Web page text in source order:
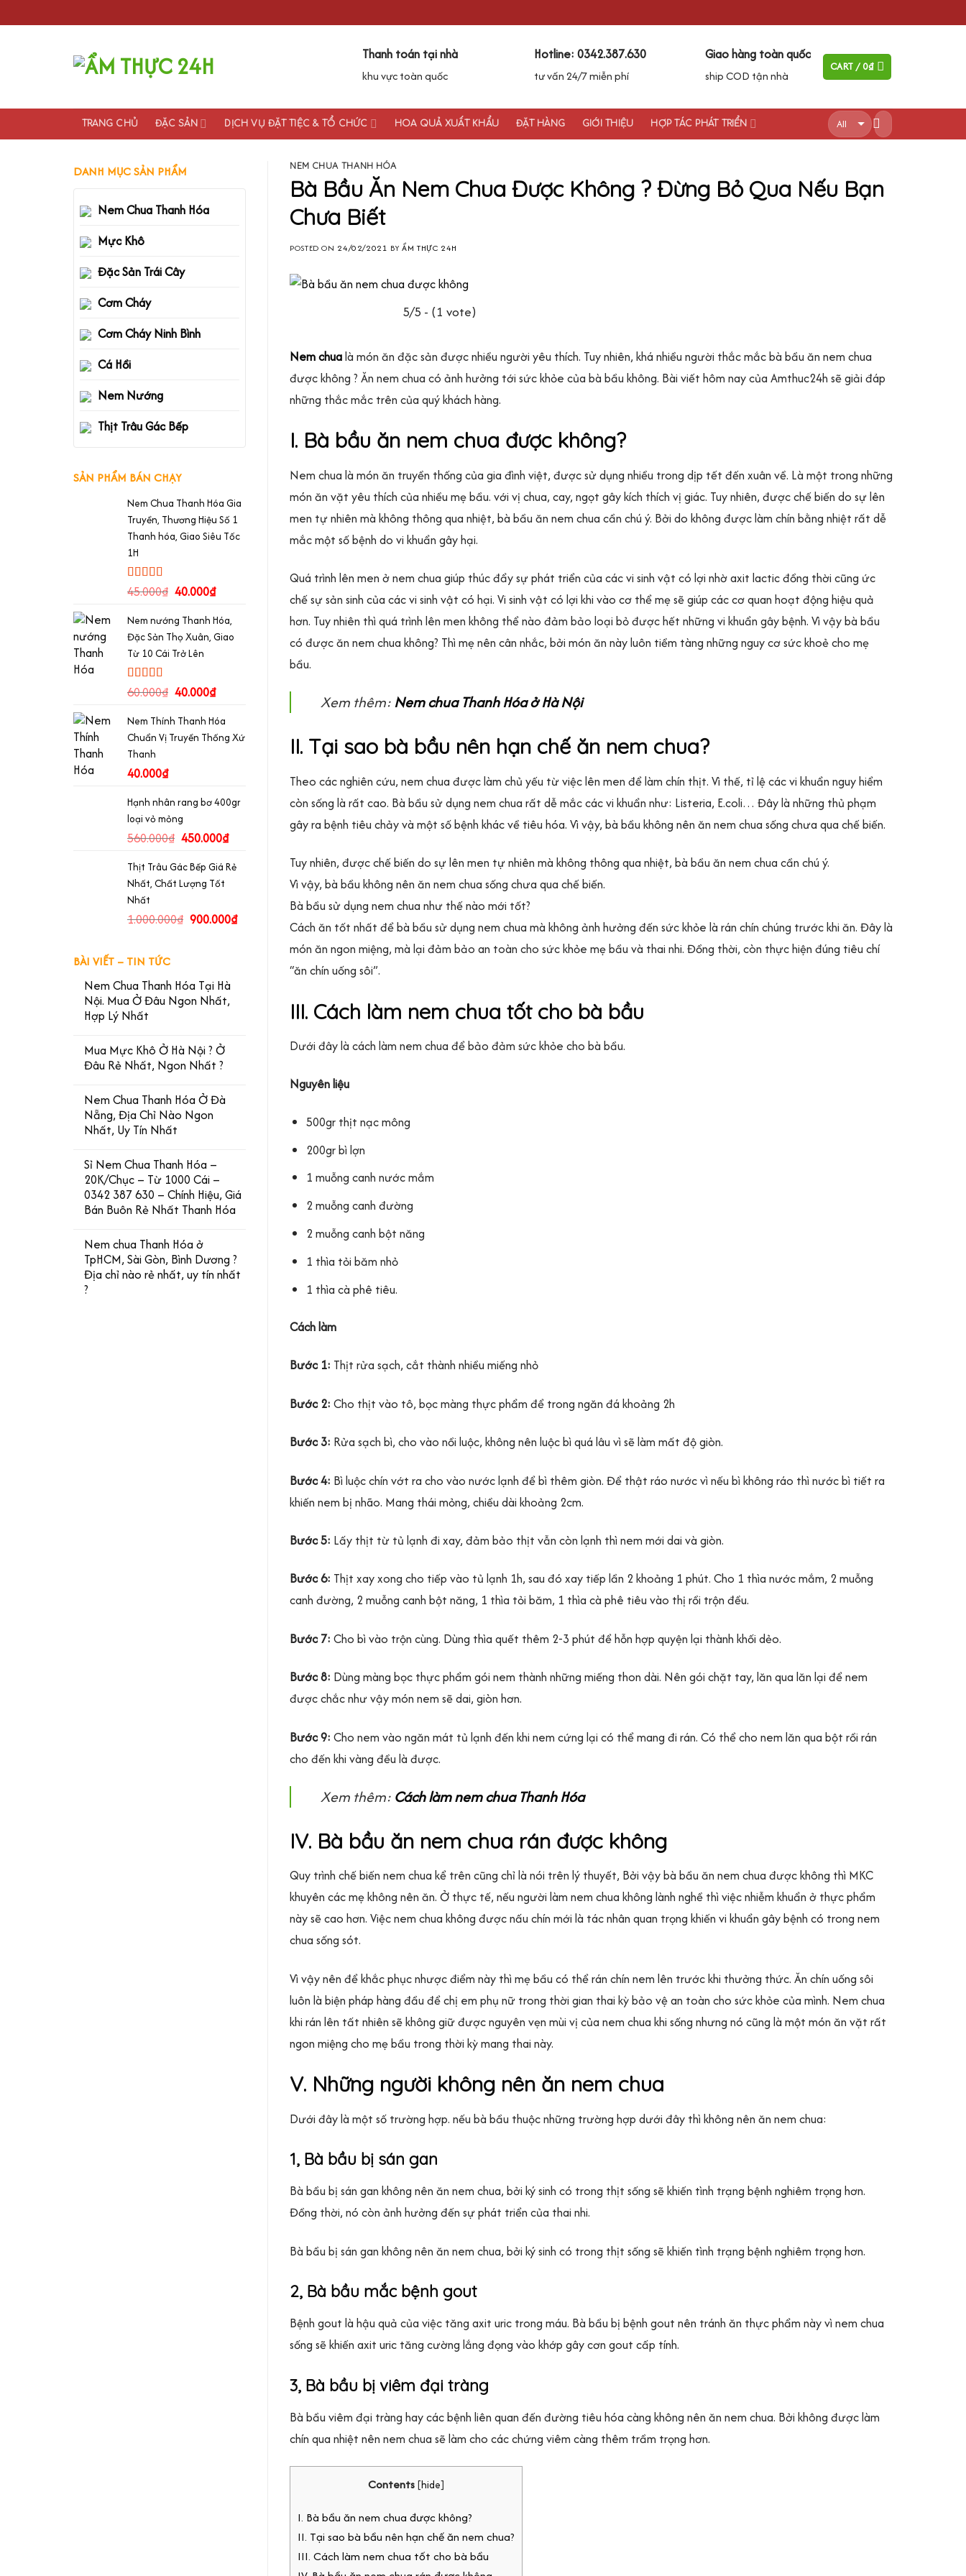
to
Thanh toán tại nhà
khu vực toàn quốc
Hotline: 0342.387.630
tư vấn 24/7 miễn phí
Giao hàng toàn quốc
ship COD tận nhà
CART /0₫
TRANG CHỦ ĐẶC SẢN DỊCH VỤ ĐẶT TIỆC & TỔ CHỨC HOA QUẢ XUẤT KHẨU ĐẶT HÀNG GIỚI THIỆU HỢP TÁC PHÁT TRIỂN
DANH MỤC SẢN PHẨM
Nem Chua Thanh Hóa
Mực Khô
Đặc Sản Trái Cây
Cơm Cháy
Cơm Cháy Ninh Bình
Cá Hồi
Nem Nướng
Thịt Trâu Gác Bếp
SẢN PHẨM BÁN CHẠY
Nem Chua Thanh Hóa Gia
Truyền, Thương Hiệu Số 1
Thanh hóa, Giao Siêu Tốc
1H
Rated5.00
45.000₫ 40.000₫
Nem nướng Thanh Hóa,
Đặc Sản Thọ Xuân, Giao
Từ 10 Cái Trở Lên
Rated5.00
60.000₫ 40.000₫
Nem Thính Thanh Hóa
Chuẩn Vị Truyền Thống Xứ
Thanh
40.000₫
Hạnh nhân rang bơ 400gr
loại vỏ mỏng
560.000₫ 450.000₫
Thịt Trâu Gác Bếp Giá Rẻ
Nhất, Chất Lượng Tốt
Nhất
1.000.000₫ 900.000₫
BÀI VIẾT – TIN TỨC
Nem Chua Thanh Hóa Tại Hà
Nội. Mua Ở Đâu Ngon Nhất,
Hợp Lý Nhất
Mua Mực Khô Ở Hà Nội ? Ở
Đâu Rẻ Nhất, Ngon Nhất ?
Nem Chua Thanh Hóa Ở Đà
Nẵng, Địa Chỉ Nào Ngon
Nhất, Uy Tín Nhất
Sỉ Nem Chua Thanh Hóa –
20K/Chục – Từ 1000 Cái –
0342 387 630 – Chính Hiệu, Giá
Bán Buôn Rẻ Nhất Thanh Hóa
Nem chua Thanh Hóa ở
TpHCM, Sài Gòn, Bình Dương ?
Địa chỉ nào rẻ nhất, uy tín nhất
?
NEM CHUA THANH HÓA
Bà Bầu Ăn Nem Chua Được Không ? Đừng Bỏ Qua Nếu Bạn
Chưa Biết
POSTED ON 24/02/2021 BYẨM THỰC 24H
5/5 - (1 vote)
Nem chualà món ăn đặc sản được nhiều người yêu thích. Tuy nhiên, khá nhiều người thắc mắc bà bầu ăn nem chua
được không ? Ăn nem chua có ảnh hưởng tới sức khỏe của bà bầu không. Bài viết hôm nay của Amthuc24h sẽ giải đáp
những thắc mắc trên của quý khách hàng.
I. Bà bầu ăn nem chua được không?
Nem chua là món ăn truyền thống của gia đình việt, được sử dụng nhiều trong dịp tết đến xuân về. Là một trong những
món ăn vặt yêu thích của nhiều mẹ bầu. với vị chua, cay, ngọt gây kích thích vị giác. Tuy nhiên, được chế biến do sự lên
men tự nhiên mà không thông qua nhiệt, bà bầu ăn nem chua cần chú ý. Bởi do không được làm chín bằng nhiệt rất dễ
mắc một số bệnh do vi khuẩn gây hại.
Quá trình lên men ở nem chua giúp thúc đẩy sự phát triển của các vi sinh vật có lợi nhờ axit lactic đồng thời cũng ức
chế sự sản sinh của các vi sinh vật có hại. Vi sinh vật có lợi khi vào cơ thể mẹ sẽ giúp các cơ quan hoạt động hiệu quả
hơn. Tuy nhiên thì quá trình lên men không thể nào đảm bảo loại bỏ được hết những vi khuẩn gây bệnh. Vì vậy bà bầu
có được ăn nem chua không? Thì mẹ nên cân nhắc, bởi món ăn này luôn tiềm tàng những nguy cơ sức khoẻ cho mẹ
bầu.
Xem thêm:Nem chua Thanh Hóa ở Hà Nội
II. Tại sao bà bầu nên hạn chế ăn nem chua?
Theo các nghiên cứu, nem chua được làm chủ yếu từ việc lên men để làm chín thịt. Vì thế, tỉ lệ các vi khuẩn nguy hiểm
còn sống là rất cao. Bà bầu sử dụng nem chua rất dễ mắc các vi khuẩn như: Listeria, E.coli… Đây là những thủ phạm
gây ra bệnh tiêu chảy và một số bệnh khác về tiêu hóa. Vì vậy, bà bầu không nên ăn nem chua sống chưa qua chế biến.
Tuy nhiên, được chế biến do sự lên men tự nhiên mà không thông qua nhiệt, bà bầu ăn nem chua cần chú ý.
Vì vậy, bà bầu không nên ăn nem chua sống chưa qua chế biến.
Bà bầu sử dụng nem chua như thế nào mới tốt?
Cách ăn tốt nhất để bà bầu sử dụng nem chua mà không ảnh hưởng đến sức khỏe là rán chín chúng trước khi ăn. Đây là
món ăn ngon miệng, mà lại đảm bảo an toàn cho sức khỏe mẹ bầu và thai nhi. Đồng thời, còn thực hiện đúng tiêu chí
“ăn chín uống sôi”.
III. Cách làm nem chua tốt cho bà bầu
Dưới đây là cách làm nem chua để bảo đảm sức khỏe cho bà bầu.
Nguyên liệu
500gr thịt nạc mông
200gr bì lợn
1 muỗng canh nước mắm
2 muỗng canh đường
2 muỗng canh bột năng
1 thìa tỏi băm nhỏ
1 thìa cà phê tiêu.
Cách làm
Bước 1: Thịt rửa sạch, cắt thành nhiều miếng nhỏ
Bước 2: Cho thịt vào tô, bọc màng thực phẩm để trong ngăn đá khoảng 2h
Bước 3: Rửa sạch bì, cho vào nồi luộc, không nên luộc bì quá lâu vì sẽ làm mất độ giòn.
Bước 4: Bì luộc chín vớt ra cho vào nước lạnh để bì thêm giòn. Để thật ráo nước vì nếu bì không ráo thì nước bì tiết ra
khiến nem bị nhão. Mang thái mỏng, chiều dài khoảng 2cm.
Bước 5: Lấy thịt từ tủ lạnh đi xay, đảm bảo thịt vẫn còn lạnh thì nem mới dai và giòn.
Bước 6: Thịt xay xong cho tiếp vào tủ lạnh 1h, sau đó xay tiếp lần 2 khoảng 1 phút. Cho 1 thìa nước mắm, 2 muỗng
canh đường, 2 muỗng canh bột năng, 1 thìa tỏi băm, 1 thìa cà phê tiêu vào thị rồi trộn đều.
Bước 7: Cho bì vào trộn cùng. Dùng thìa quết thêm 2-3 phút để hỗn hợp quyện lại thành khối dẻo.
Bước 8: Dùng màng bọc thực phẩm gói nem thành những miếng thon dài. Nên gói chặt tay, lăn qua lăn lại để nem
được chắc như vậy món nem sẽ dai, giòn hơn.
Bước 9: Cho nem vào ngăn mát tủ lạnh đến khi nem cứng lại có thể mang đi rán. Có thể cho nem lăn qua bột rồi rán
cho đến khi vàng đều là được.
Xem thêm: Cách làm nem chua Thanh Hóa
IV. Bà bầu ăn nem chua rán được không
Quy trình chế biến nem chua kể trên cũng chỉ là nói trên lý thuyết, Bởi vậy bà bầu ăn nem chua được không thì MKC
khuyên các mẹ không nên ăn. Ở thực tế, nếu người làm nem chua không lành nghề thì việc nhiễm khuẩn ở thực phẩm
này sẽ cao hơn. Việc nem chua không được nấu chín mới là tác nhân quan trọng khiến vi khuẩn gây bệnh có trong nem
chua sống sót.
Vì vậy nên để khắc phục nhược điểm này thì mẹ bầu có thể rán chín nem lên trước khi thưởng thức. Ăn chín uống sôi
luôn là biện pháp hàng đầu để chị em phụ nữ trong thời gian thai kỳ bảo vệ an toàn cho sức khỏe của mình. Nem chua
khi rán lên tất nhiên sẽ không giữ được nguyên vẹn mùi vị của nem chua khi sống nhưng nó cũng là một món ăn vặt rất
ngon miệng cho mẹ bầu trong thời kỳ mang thai này.
V. Những người không nên ăn nem chua
Dưới đây là một số trường hợp. nếu bà bầu thuộc những trường hợp dưới đây thì không nên ăn nem chua:
1, Bà bầu bị sán gan
Bà bầu bị sán gan không nên ăn nem chua, bởi ký sinh có trong thịt sống sẽ khiến tình trạng bệnh nghiêm trọng hơn.
Đồng thời, nó còn ảnh hưởng đến sự phát triển của thai nhi.
Bà bầu bị sán gan không nên ăn nem chua, bởi ký sinh có trong thịt sống sẽ khiến tình trạng bệnh nghiêm trọng hơn.
2, Bà bầu mắc bệnh gout
Bệnh gout là hậu quả của việc tăng axit uric trong máu. Bà bầu bị bệnh gout nên tránh ăn thực phẩm này vì nem chua
sống sẽ khiến axit uric tăng cường lắng đọng vào khớp gây cơn gout cấp tính.
3, Bà bầu bị viêm đại tràng
Bà bầu viêm đại tràng hay các bệnh liên quan đến đường tiêu hóa càng không nên ăn nem chua. Bởi không được làm
chín qua nhiệt nên nem chua sẽ làm cho các chứng viêm càng thêm trầm trọng hơn.
Contents [hide]
I. Bà bầu ăn nem chua được không?
II. Tại sao bà bầu nên hạn chế ăn nem chua?
III. Cách làm nem chua tốt cho bà bầu